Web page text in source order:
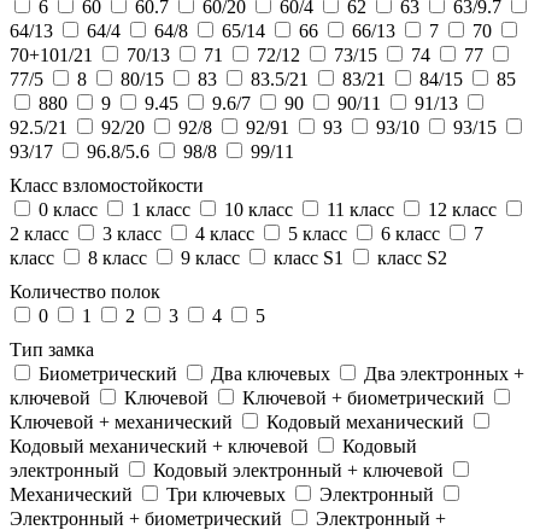
6
60 60.7 60/20 60/4 62 63
63/9.7
64/13
64/4 64/8 65/14 66 66/13 7
70
70+101/21
70/13 71 72/12 73/15 74
77
77/5
8 80/15 83 83.5/21 83/21 84/15
85
880
9 9.45 9.6/7 90 90/11
91/13
92.5/21
92/20 92/8 92/91 93 93/10
93/15
93/17
96.8/5.6 98/8
99/11
Класс взломостойкости
0 класс
1 класс 10 класс 11 класс
12 класс
2 класс
3 класс 4 класс 5 класс 6 класс
7
класс
8 класс 9 класс класс S1
класс S2
Количество полок
0
1 2 3 4
5
Тип замка
Биометрический
Два ключевых
Два электронныx +
ключевой
Ключевой
Ключевой + биометрический
Ключевой + механический
Кодовый механический
Кодовый механический + ключевой
Кодовый
электронный
Кодовый электронный + ключевой
Механический
Три ключевых
Электронный
Электронный + биометрический
Электронный +